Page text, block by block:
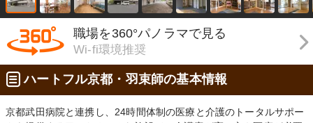
職場を360°パノラマで見る
Wi-fi環境推奨
ハートフル京都・羽束師の基本情報
京都武田病院と連携し、24時間体制の医療と介護のトータルサポー